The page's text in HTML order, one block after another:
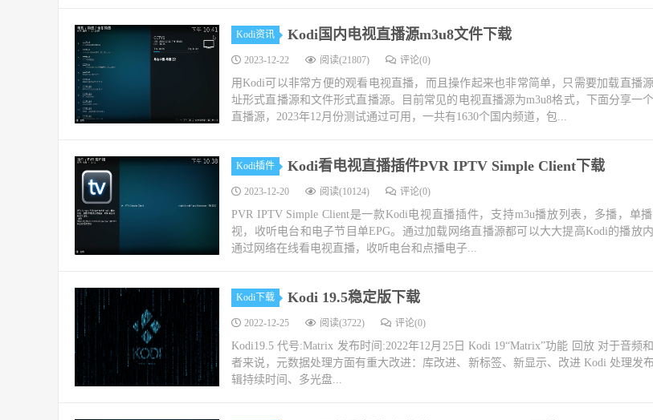
Kodi资讯 Kodi国内电视直播源m3u8文件下载
2023-12-22 阅读(21807) 评论(0)
用Kodi可以非常方便的观看电视直播，而且操作起来也非常简单，只需要加载直播
址形式直播源和文件形式直播源。目前常见的电视直播源为m3u8格式，下面分享一
直播源，2023年12月份测试通过可用，一共有1630个国内频道，包...
Kodi插件 Kodi看电视直播插件PVR IPTV Simple Client下载
2023-12-20 阅读(10124) 评论(0)
PVR IPTV Simple Client是一款Kodi电视直播插件，支持m3u播放列表，多播，单
视，收听电台和电子节目单EPG。通过加载网络直播源都可以大大提高Kodi的播放
通过网络在线看电视直播，收听电台和点播电子...
Kodi下载 Kodi 19.5稳定版下载
2022-12-25 阅读(3722) 评论(0)
Kodi19.5 代号:Matrix 发布时间:2022年12月25日 Kodi 19“Matrix”功能 回放 对于音频
者来说，元数据处理方面有重大改进：库改进、新标签、新显示、改进 Kodi 处理发
辑持续时间、多光盘...